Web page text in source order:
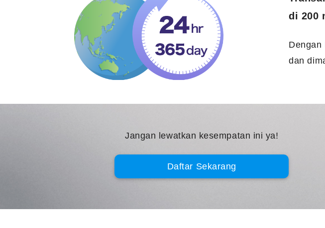
di 200
Dengan
dan
Jangan lewatkan kesempatan ini ya!
Daftar Sekarang